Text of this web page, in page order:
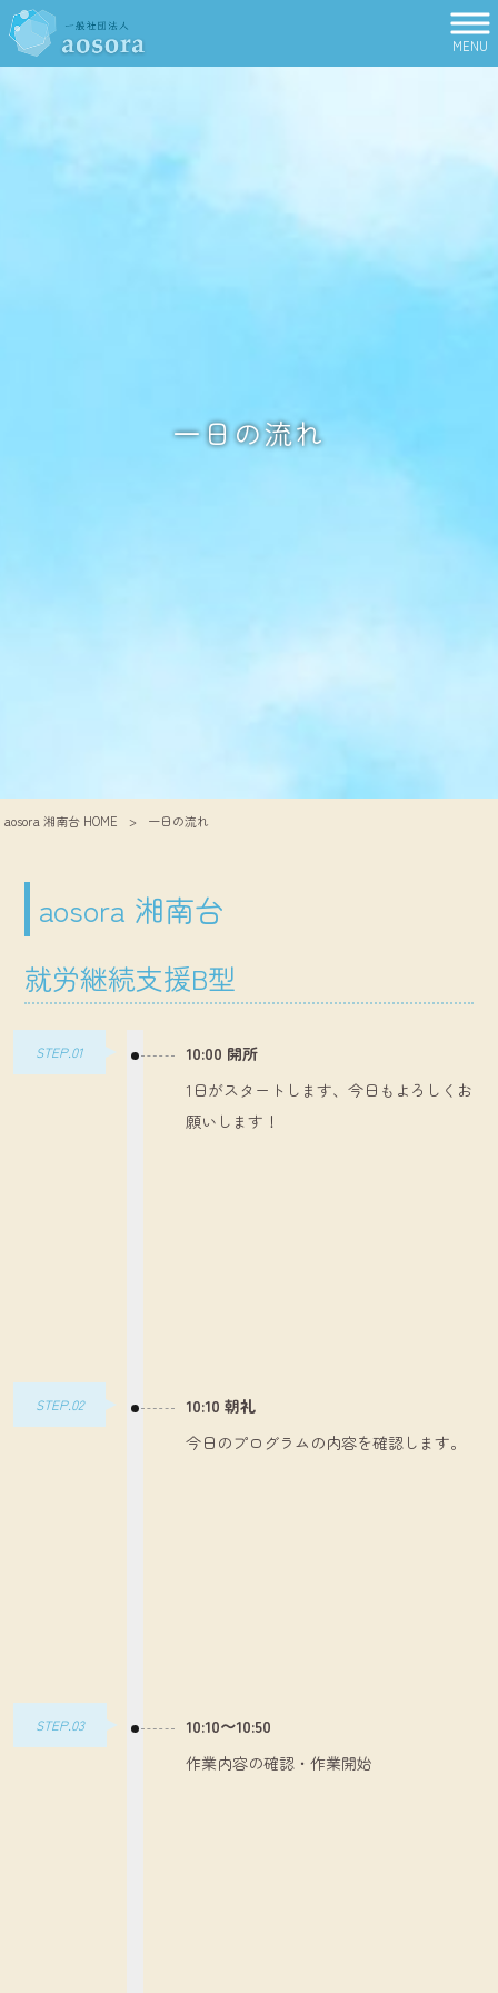
MENU
一日の流れ
aosora 湘南台 HOME > 一日の流れ
aosora 湘南台
就労継続支援B型
STEP.01
10:00 開所
1日がスタートします、今日もよろしくお
願いします！
STEP.02
10:10 朝礼
今日のプログラムの内容を確認します。
STEP.03
10:10～10:50
作業内容の確認・作業開始